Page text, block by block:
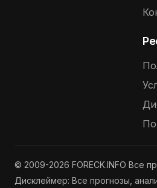
© 2009-2026 FORECK.INFO Все
Дисклеймер: Все прогнозы,